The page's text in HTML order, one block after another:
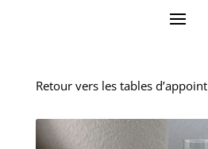
Retour vers les tables d’appoint